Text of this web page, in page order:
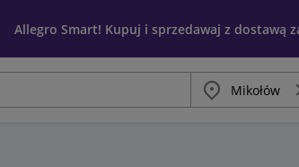
Allegro Smart! Kupuj i sprzedawaj z dostawą
Miasto